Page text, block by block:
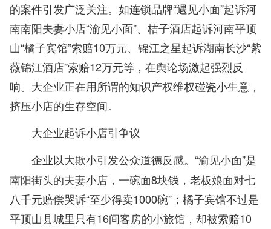
的案件引发广泛关注。如连锁品牌“遇见小面”起诉河
南南阳夫妻小店“渝见小面”、桔子酒店起诉河南平顶
山“橘子宾馆”索赔10万元、锦江之星起诉湖南长沙“紫
薇锦江酒店”索赔12万元等，在舆论场激起强烈反
响。大企业正在用所谓的知识产权维权碰瓷小生意，
挤压小店的生存空间。
大企业起诉小店引争议
企业以大欺小引发公众道德反感。 “渝见小面”是
南阳街头的夫妻小店，一碗面8块钱，老板娘面对七
八千元赔偿哭诉“至少得卖1000碗”；橘子宾馆不过是
平顶山县城里只有16间客房的小旅馆，却被索赔10